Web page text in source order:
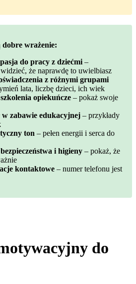
wrażenie:
do pracy z dziećmi –
że naprawdę to uwielbiasz
z różnymi grupami
lata, liczbę dzieci, ich wiek
opiekuńcze – pokaż swoje
zabawie edukacyjnej – przykłady
ton – pełen energii i serca do
i higieny – pokaż, że
kontaktowe – numer telefonu jest
do